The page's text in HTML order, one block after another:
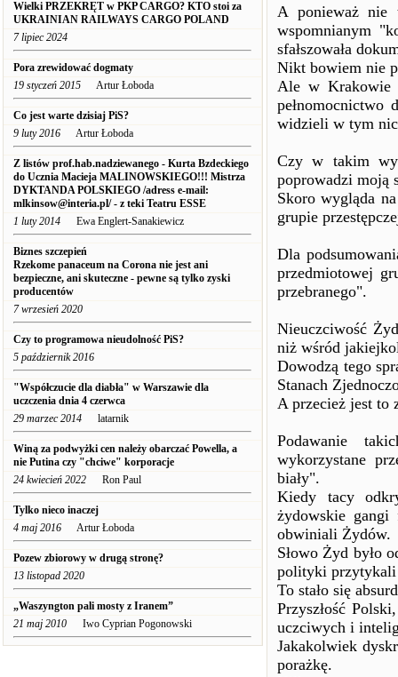
Wielki PRZEKRĘT w PKP CARGO? KTO stoi za
UKRAINIAN RAILWAYS CARGO POLAND
7 lipiec 2024
Pora zrewidować dogmaty
19 styczeń 2015 Artur Łoboda
Co jest warte dzisiaj PiS?
9 luty 2016 Artur Łoboda
Z listów prof.hab.nadziewanego - Kurta Bzdeckiego
do Ucznia Macieja MALINOWSKIEGO!!! Mistrza
DYKTANDA POLSKIEGO /adress e-mail:
mlkinsow@interia.pl/ - z teki Teatru ESSE
1 luty 2014 Ewa Englert-Sanakiewicz
Biznes szczepień
Rzekome panaceum na Corona nie jest ani
bezpieczne, ani skuteczne - pewne są tylko zyski
producentów
7 wrzesień 2020
Czy to programowa nieudolność PiS?
5 październik 2016
"Współczucie dla diabła" w Warszawie dla
uczczenia dnia 4 czerwca
29 marzec 2014 latarnik
Winą za podwyżki cen należy obarczać Powella, a
nie Putina czy "chciwe" korporacje
24 kwiecień 2022 Ron Paul
Tylko nieco inaczej
4 maj 2016 Artur Łoboda
Pozew zbiorowy w drugą stronę?
13 listopad 2020
„Waszyngton pali mosty z Iranem”
21 maj 2010 Iwo Cyprian Pogonowski
A ponieważ nie
wspomnianym
sfałszowała
Nikt bowiem nie
Ale w Krakowie
pełnomocnictwo
widzieli w tym nic
Czy w takim
poprowadzi moją
Skoro wygląda
grupie
Dla
przedmiotowej
przebranego".
Nieuczciwość
niż wśród
Dowodzą tego
Stanach
A przecież jest to
Podawanie
wykorzystane
biały".
Kiedy tacy
żydowskie gangi
obwiniali Żydów.
Słowo Żyd było
polityki przytykali
To stało się
Przyszłość
uczciwych i
Jakakolwiek
porażkę.